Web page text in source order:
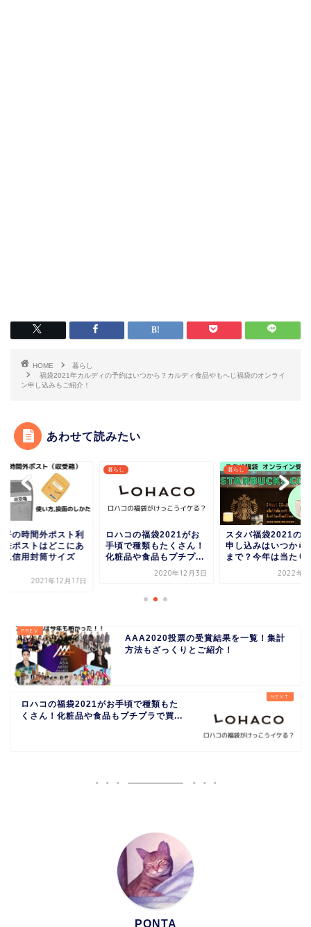
HOME
暮らし
福袋2021年カルディの予約はいつから？カルディ食品やもへじ福袋のオンライ
ン申し込みもご紹介！
あわせて読みたい
コの福袋2021がお
で種類もたくさん！
品や食品もプチプ...
暮らし
スタバ福袋2021の予約
申し込みはいつからいつ
まで？今年は当たりハ...
2022年5月5日
暮らし
税務署の時間外ポ
用方法ポストはど
る？返信用封筒サ
AAA2020投票の受賞結果を一覧！集計
方法もざっくりとご紹介！
ロハコの福袋2021がお手頃で種類もた
くさん！化粧品や食品もプチプラで買...
PONTA